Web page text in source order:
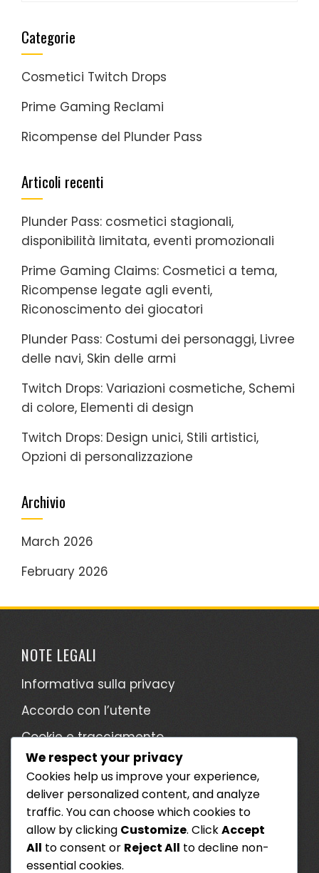
Categorie
Cosmetici Twitch Drops
Prime Gaming Reclami
Ricompense del Plunder Pass
Articoli recenti
Plunder Pass: cosmetici stagionali,
disponibilità limitata, eventi promozionali
Prime Gaming Claims: Cosmetici a tema,
Ricompense legate agli eventi,
Riconoscimento dei giocatori
Plunder Pass: Costumi dei personaggi, Livree
delle navi, Skin delle armi
Twitch Drops: Variazioni cosmetiche, Schemi
di colore, Elementi di design
Twitch Drops: Design unici, Stili artistici,
Opzioni di personalizzazione
Archivio
March 2026
February 2026
NOTE LEGALI
Informativa sulla privacy
Accordo con l’utente
Cookie e tracciamento
Mettiti in contatto
Informazioni
CATEGORIE
Cosmetici Twitch Drops
We respect your privacy
Cookies help us improve your experience,
deliver personalized content, and analyze
traffic. You can choose which cookies to
allow by clicking Customize. ClickAccept
All to consent or Reject All to decline non-
essential cookies.